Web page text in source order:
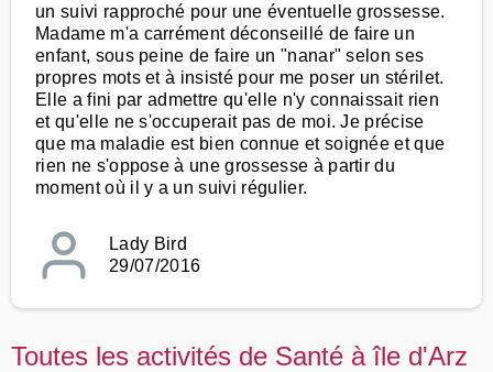
un suivi rapproché pour une éventuelle grossesse.
Madame m'a carrément déconseillé de faire un
enfant, sous peine de faire un "nanar" selon ses
propres mots et à insisté pour me poser un stérilet.
Elle a fini par admettre qu'elle n'y connaissait rien
et qu'elle ne s'occuperait pas de moi. Je précise
que ma maladie est bien connue et soignée et que
rien ne s'oppose à une grossesse à partir du
moment où il y a un suivi régulier.
Lady Bird
29/07/2016
Toutes les activités de Santé à île d'Arz